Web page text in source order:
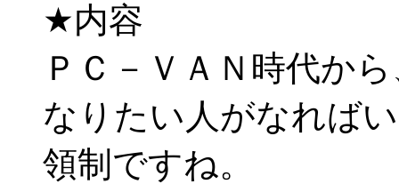
★内容
ＰＣ－ＶＡＮ時代か
なりたい人がなれば
領制ですね。